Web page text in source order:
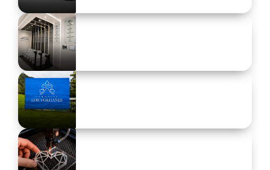
Branding vehicular
Convierte tus vehículos en publicidad en
movimiento.
Branding comercial
Dale personalidad y presencia a cada espacio de tu
Impresión